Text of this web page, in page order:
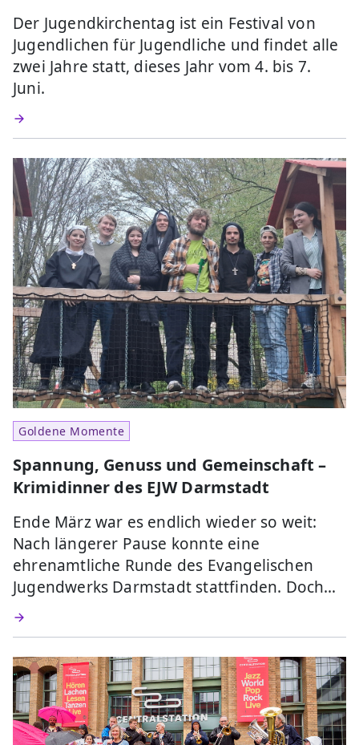
Der Jugendkirchentag ist ein Festival von
Jugendlichen für Jugendliche und findet alle
zwei Jahre statt, dieses Jahr vom 4. bis 7.
Juni.
Goldene Momente
Spannung, Genuss und Gemeinschaft –
Krimidinner des EJW Darmstadt
Ende März war es endlich wieder so weit:
Nach längerer Pause konnte eine
ehrenamtliche Runde des Evangelischen
Jugendwerks Darmstadt stattfinden. Doch…